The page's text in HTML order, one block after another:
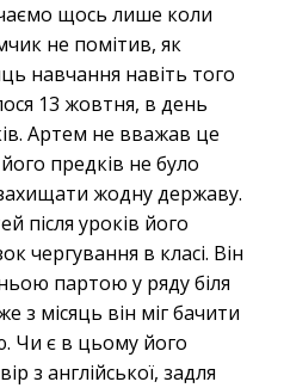
щось лише коли
не помітив, як
навчання навіть того
13 жовтня, в день
Артем не вважав це
предків не було
жодну державу.
після уроків його
чергування в класі. Він
партою у ряду біля
з місяць він міг бачити
Чи є в цьому його
з англійської, задля